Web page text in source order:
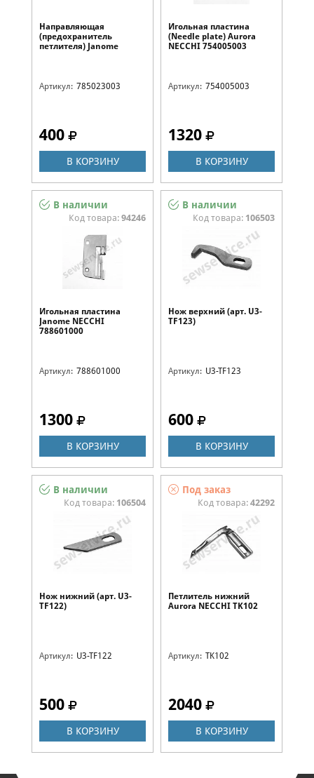
Направляющая
(предохранитель
петлителя) Janome
Артикул: 785023003
400
В КОРЗИНУ
Игольная пластина
(Needle plate) Aurora
NECCHI 754005003
Артикул: 754005003
1320
В КОРЗИНУ
Игольная пластина
Janome NECCHI
788601000
Артикул: 788601000
В наличии
Код товара: 94246
1300
В КОРЗИНУ
Нож верхний (арт. U3-
TF123)
Артикул: U3-TF123
В наличии
Код товара: 106503
600
В КОРЗИНУ
Нож нижний (арт. U3-
TF122)
Артикул: U3-TF122
В наличии
Код товара: 106504
500
В КОРЗИНУ
Петлитель нижний
Aurora NECCHI TK102
Артикул: TK102
Под заказ
Код товара: 42292
2040
В КОРЗИНУ